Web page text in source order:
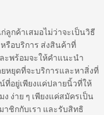
กค้าเสมอไม่ว่าจะเป็นวิธี
รือบริการ ส่งสินค้าที่
ะพร้อมจะให้คำแนะนำ
หยุดที่จะบริการและหาสิ่งที่
ที่อยู่เพียงแค่ปลายนิ้วที่ให้
ง่าย ๆ เพียงแค่สมัครเป็น
าชิกกับเรา และรับสิทธิ